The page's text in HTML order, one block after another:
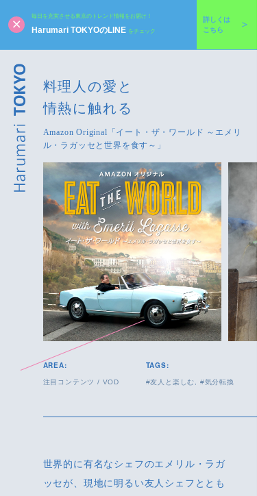
毎日を充実させる東京のトレンド情報をお届け！
Harumari TOKYOのLINE をチェック
詳しくは
こちら
料理人の愛と
情熱に触れる
Amazon Original「イート・ザ・ワールド ～エメリ
ル・ラガッセと世界を食す～」
AREA:
注目コンテンツ / VOD
TAGS:
友人と楽しむ 気分転換
世界的に有名なシェフのエメリル・ラガ
ッセが、現地に明るい友人シェフととも